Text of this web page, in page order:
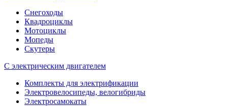
Снегоходы
Квадроциклы
Мотоциклы
Мопеды
Скутеры
С электрическим двигателем
Комплекты для электрификации
Электровелосипеды, велогибриды
Электросамокаты